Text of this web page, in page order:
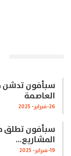
سبأفون تدشن
العاصمة
26-فبراير- 2025
سبأفون تطلق
المشاريع…
19-فبراير- 2025